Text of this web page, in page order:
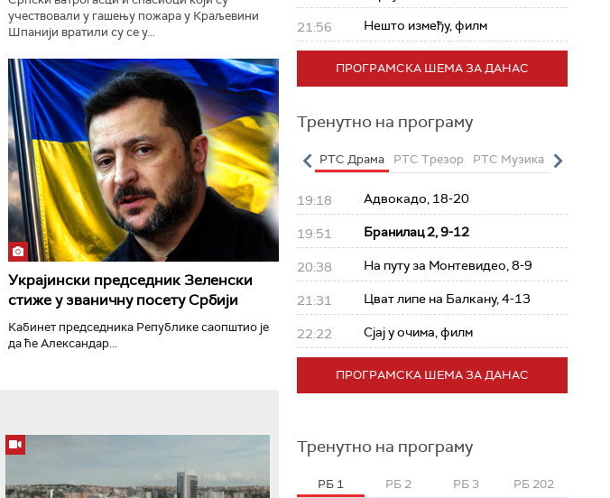
учествовали у гашењу пожара у Краљевини
Шпанији вратили су се у...
Украјински председник Зеленски
стиже у званичну посету Србији
Кабинет председника Републике саопштио је
да ће Александар...
21:56 Нешто између, филм
ПРОГРАМСКА ШЕМА ЗА ДАНАС
Тренутно на програму
РТС Класика РТС Коло РТС Полетарац РТС Драма РТС Трезор РТС Музика РТС
19:18 Адвокадо, 18-20
19:51 Бранилац 2, 9-12
20:38 На путу за Монтевидео, 8-9
21:31 Цват липе на Балкану, 4-13
22:22 Сјај у очима, филм
ПРОГРАМСКА ШЕМА ЗА ДАНАС
Тренутно на програму
РБ 1 РБ 2 РБ 3 РБ 202